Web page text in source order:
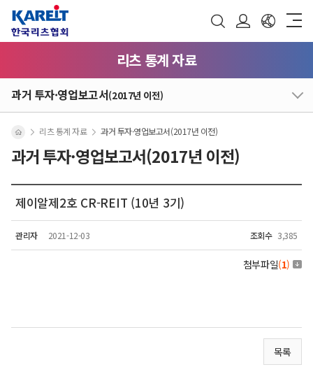
리츠 통계 자료
과거 투자·영업보고서(2017년 이전)
과거 투자·영업보고서(2017년 이전)
리츠 통계 자료 과거 투자·영업보고서(2017년 이전)
제이알제2호 CR-REIT (10년 3기)
관리자 2021-12-03 조회수 3,385
첨부파일(1)
목록